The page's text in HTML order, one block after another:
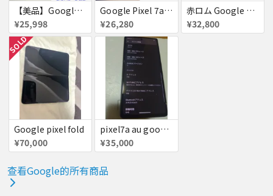
【美品】Google Pixel7 ［赤ロム］Pixel 7
¥25,998
Google Pixel 7a［赤ロム］
¥26,280
赤ロム Google Pixel8 SoftBank Obsidian SIMフリー 送料無料
¥32,800
SOLD
Google pixel fold
¥70,000
pixel7a au google グレー
¥35,000
查看Google的所有商品